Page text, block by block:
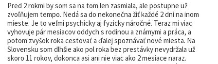
Pred 2 rokmi by som sa na tom len zasmiala, ale postupne už
zvoľňujem tempo. Nedá sa do nekonečna žiť každé 2 dni na inom
mieste. Je to veľmi psychicky aj fyzicky náročné. Teraz mi viac
vyhovuje pár mesiacov oddych s rodinou a známymi a práca, a
potom zvyšok roka cestovať a ďalej spoznávať nové miesta. Na
Slovensku som dlhšie ako pol roka bez prestávky nevydržala už
skoro 11 rokov, dokonca asi ani nie viac ako 2 mesiace naraz.